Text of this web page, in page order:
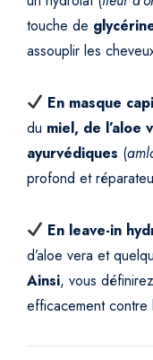
touche de
assouplir les
En masque
du miel, de l’aloe
ayurvédiques (
profond et
En leave-in
d’aloe vera et
Ainsi, vous
efficacement contre